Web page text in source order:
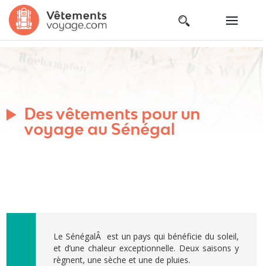
Des vêtements pour un
voyage au Sénégal
Le SénégalÂ est un pays qui bénéficie du soleil,
et d’une chaleur exceptionnelle. Deux saisons y
règnent, une sèche et une de pluies.